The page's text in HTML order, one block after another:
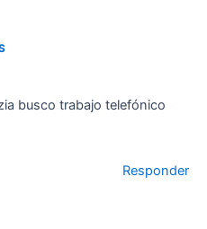
busco trabajo telefónico
Responder